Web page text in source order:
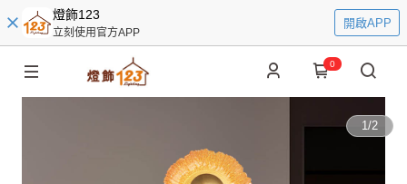
燈飾123
立刻使用官方APP
開啟APP
0
1/2